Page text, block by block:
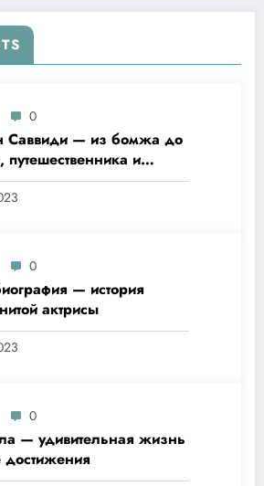
0
Саввиди — из бомжа до
и
—
0
— история
актрисы
0
— удивительная жизнь